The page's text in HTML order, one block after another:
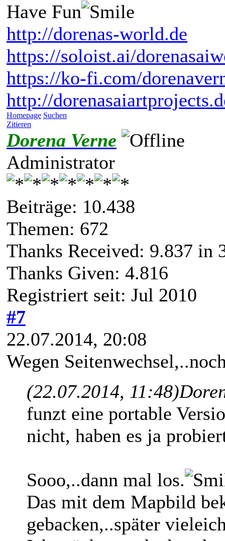
Have Fun
http://dorenas-world.de
https://soloist.ai/
https://ko-fi.com/
http://
Homepage Suchen
Zitieren
Dorena Verne
Administrator
Beiträge: 10.438
Themen: 672
Thanks Received: 9.837 in
Thanks Given: 4.816
Registriert seit: Jul 2010
#7
22.07.2014, 20:08
Wegen
(22.07.2014, 11:48)
funzt eine portable
nicht, haben es ja
Sooo,..dann mal los.
Das mit dem Mapbild
gebacken,..später